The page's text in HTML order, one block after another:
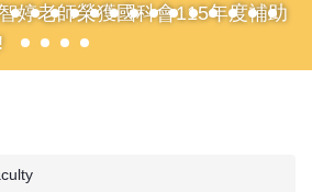
婷老師榮獲國科會115年度補助